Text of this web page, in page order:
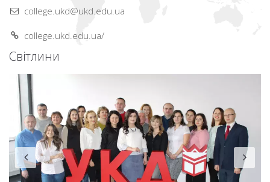
college.ukd@ukd.edu.ua
college.ukd.edu.ua/
Світлини